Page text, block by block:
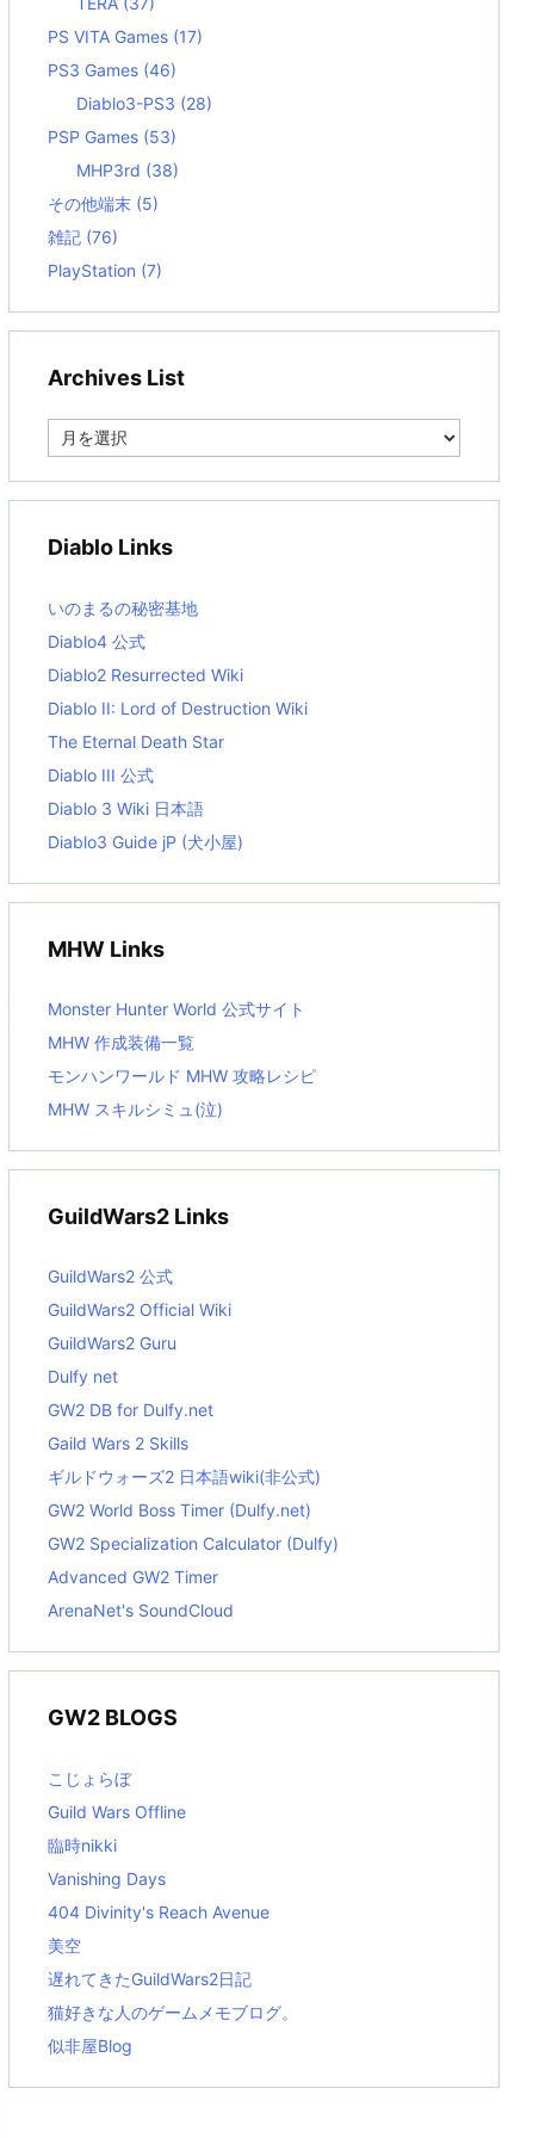
PS VITA Games (17)
PS3 Games (46)
Diablo3-PS3 (28)
PSP Games (53)
MHP3rd (38)
その他端末 (5)
雑記 (76)
PlayStation (7)
Archives List
e
i
s
t
Diablo Links
いのまるの秘密基地
Diablo4 公式
Diablo2 Resurrected Wiki
Diablo II: Lord of Destruction Wiki
The Eternal Death Star
Diablo III 公式
Diablo 3 Wiki 日本語
Diablo3 Guide jP (犬小屋)
MHW Links
Monster Hunter World 公式サイト
MHW 作成装備一覧
モンハンワールド MHW 攻略レシピ
MHW スキルシミュ(泣)
GuildWars2 Links
GuildWars2 公式
GuildWars2 Official Wiki
GuildWars2 Guru
Dulfy net
GW2 DB for Dulfy.net
Gaild Wars 2 Skills
ギルドウォーズ2 日本語wiki(非公式)
GW2 World Boss Timer (Dulfy.net)
GW2 Specialization Calculator (Dulfy)
Advanced GW2 Timer
ArenaNet's SoundCloud
GW2 BLOGS
こじょらぼ
Guild Wars Offline
臨時nikki
Vanishing Days
404 Divinity's Reach Avenue
美空
遅れてきたGuildWars2日記
猫好きな人のゲームメモブログ。
似非屋Blog